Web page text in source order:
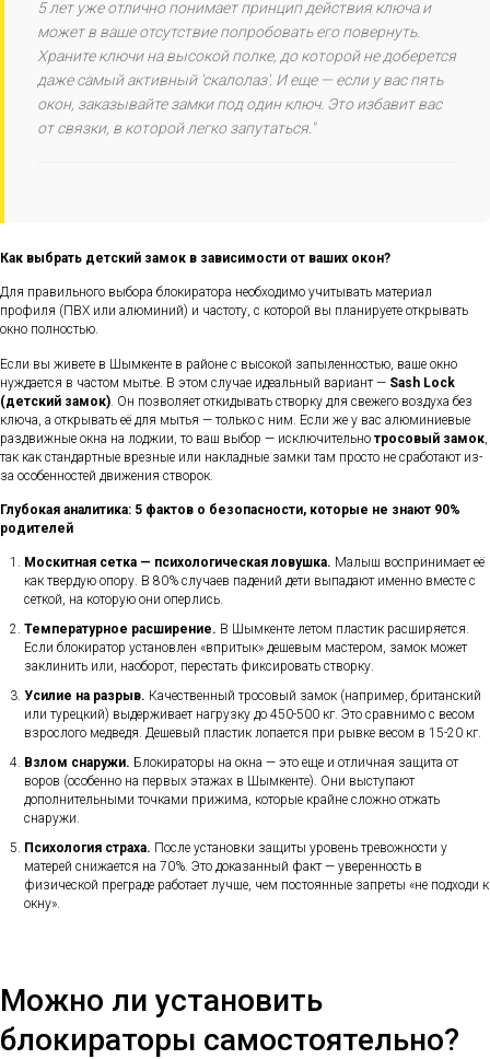
5 лет уже отлично понимает принцип действия ключа и
может в ваше отсутствие попробовать его повернуть.
Храните ключи на высокой полке, до которой не доберется
даже самый активный 'скалолаз'. И еще — если у вас пять
окон, заказывайте замки под один ключ. Это избавит вас
от связки, в которой легко запутаться."
Как выбрать детский замок в зависимости от ваших окон?
Для правильного выбора блокиратора необходимо учитывать материал
профиля (ПВХ или алюминий) и частоту, с которой вы планируете открывать
окно полностью.
Если вы живете в Шымкенте в районе с высокой запыленностью, ваше окно
нуждается в частом мытье. В этом случае идеальный вариант — Sash Lock
(детский замок) . Он позволяет откидывать створку для свежего воздуха без
ключа, а открывать её для мытья — только с ним. Если же у вас алюминиевые
раздвижные окна на лоджии, то ваш выбор — исключительно тросовый замок
так как стандартные врезные или накладные замки там просто не сработают из-
за особенностей движения створок.
Глубокая аналитика: 5 фактов о безопасности, которые не знают 90%
родителей
Москитная сетка — психологическая ловушка. Малыш воспринимает её
как твердую опору. В 80% случаев падений дети выпадают именно вместе с
сеткой, на которую они оперлись.
Температурное расширение. В Шымкенте летом пластик расширяется.
Если блокиратор установлен «впритык» дешевым мастером, замок может
заклинить или, наоборот, перестать фиксировать створку.
Усилие на разрыв. Качественный тросовый замок (например, британский
или турецкий) выдерживает нагрузку до 450-500 кг. Это сравнимо с весом
взрослого медведя. Дешевый пластик лопается при рывке весом в 15-20 кг.
Взлом снаружи. Блокираторы на окна — это еще и отличная защита от
воров (особенно на первых этажах в Шымкенте). Они выступают
дополнительными точками прижима, которые крайне сложно отжать
снаружи.
Психология страха. После установки защиты уровень тревожности у
матерей снижается на 70%. Это доказанный факт — уверенность в
физической преграде работает лучше, чем постоянные запреты «не подходи к
окну».
Можно ли установить
блокираторы самостоятельно?